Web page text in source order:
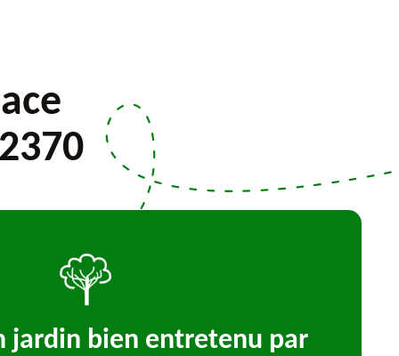
jardin bien entretenu par